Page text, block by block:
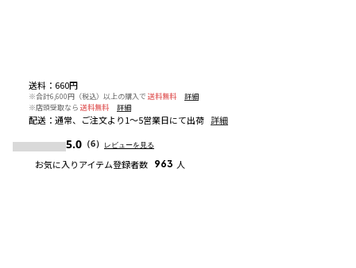
送料 ： 660円
※合計6,600円（税込）以上の購入で 送料無料
詳細
※店頭受取なら 送料無料 詳細
配送 ： 通常、ご注文より1～5営業日にて出荷 詳細
5.0 （6） レビューを見る
お気に入りアイテム登録者数 963 人